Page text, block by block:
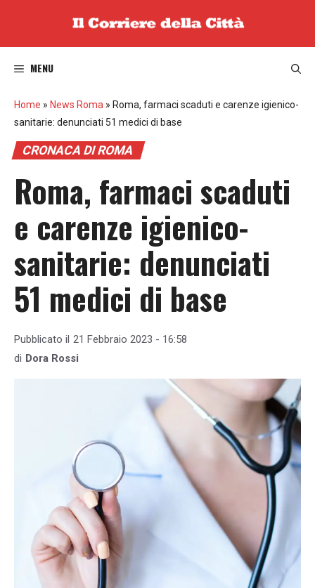
MENU
Home » News Roma » Roma, farmaci scaduti e carenze igienico-
sanitarie: denunciati 51 medici di base
CRONACA DI ROMA
Roma, farmaci scaduti
e carenze igienico-
sanitarie: denunciati
51 medici di base
Pubblicato il 21 Febbraio 2023 - 16:58
di Dora Rossi